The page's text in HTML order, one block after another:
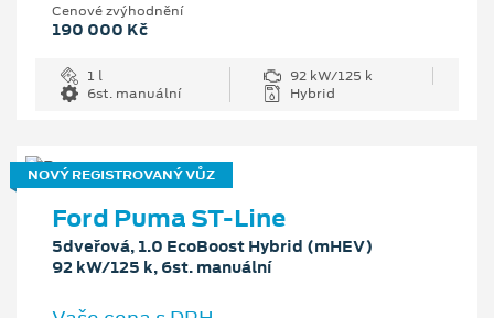
Cenové zvýhodnění
190 000 Kč
1 l
92 kW/125 k
6st. manuální
Hybrid
NOVÝ REGISTROVANÝ VŮZ
Ford Puma ST-Line
5dveřová, 1.0 EcoBoost Hybrid (mHEV)
92 kW/125 k, 6st. manuální